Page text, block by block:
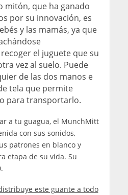
mitón, que ha ganado
por su innovación, es
y las mamás, ya que
el juguete que su
vez al suelo. Puede
de las dos manos e
tela que permite
para transportarlo.
a tu guagua, el MunchMitt
con sus sonidos,
patrones en blanco y
etapa de su vida. Su
este guante a todo